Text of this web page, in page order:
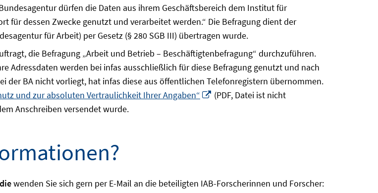
dürfen die Daten aus ihrem Geschäftsbereich dem Institut für
für dessen Zwecke genutzt und verarbeitet werden.“ Die Befragung dient der
für Arbeit) per Gesetz (§ 280 SGB III) übertragen wurde.
die Befragung „Arbeit und Betrieb – Beschäftigtenbefragung“ durchzuführen.
Adressdaten werden bei infas ausschließlich für diese Befragung genutzt und nach
der BA nicht vorliegt, hat infas diese aus öffentlichen Telefonregistern übernommen.
und zur absoluten Vertraulichkeit Ihrer Angaben“
In
(PDF, Datei ist nicht
Anschreiben versendet wurde.
wenden Sie sich gern per E-Mail an die beteiligten IAB-Forscherinnen und Forscher: